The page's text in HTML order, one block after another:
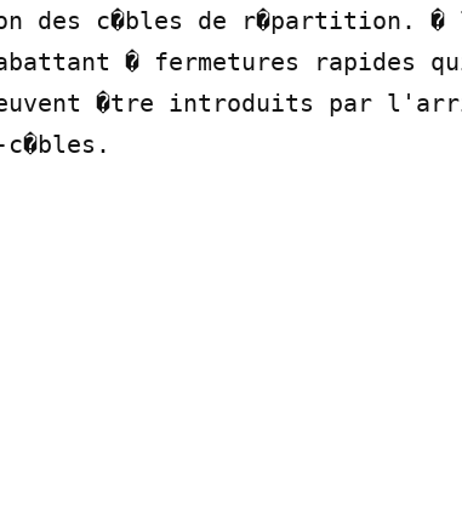
des c�bles de r�partition. �
� fermetures rapides
�tre introduits par
c�bles.